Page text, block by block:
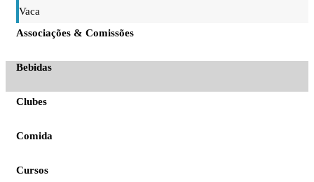
Vaca
Associações & Comissões
Bebidas
Clubes
Comida
Cursos